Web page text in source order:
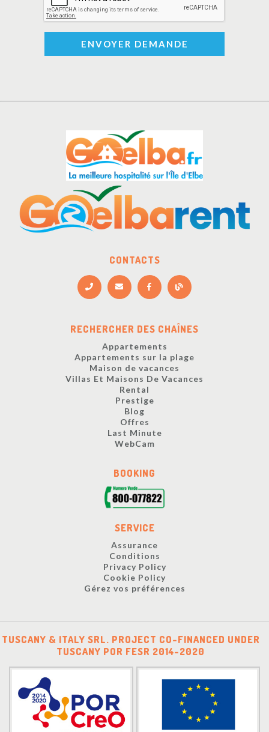
ENVOYER DEMANDE
CONTACTS
RECHERCHER DES CHAÎNES
Appartements
Appartements sur la plage
Maison de vacances
Villas Et Maisons De Vacances
Rental
Prestige
Blog
Offres
Last Minute
WebCam
BOOKING
SERVICE
Assurance
Conditions
Privacy Policy
Cookie Policy
Gérez vos préférences
TUSCANY & ITALY SRL. PROJECT CO-FINANCED UNDER
TUSCANY POR FESR 2014-2020